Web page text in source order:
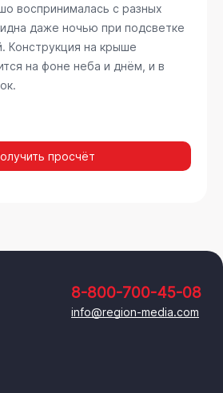
воспринималась с разных
даже ночью при подсветке
Конструкция на крыше
на фоне неба и днём, и в
просчёт
8-800-700-45-08
info@region-media.com